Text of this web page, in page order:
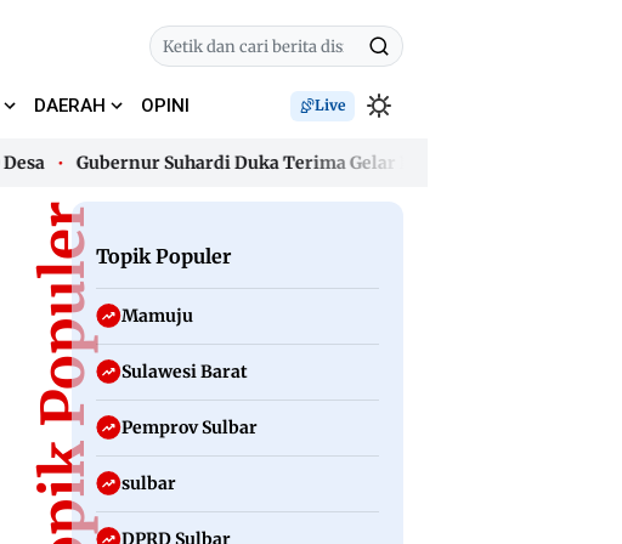
DAERAH OPINI Live
Gubernur Suhardi Duka Terima Gelar Kehormatan “Sulo Tappidena
Gubernur Suhardi Duka Terima Gelar Kehormatan “Sulo Tappidena
Topik PopulerTopik Populer
Mamuju
Sulawesi Barat
Pemprov Sulbar
sulbar
DPRD Sulbar